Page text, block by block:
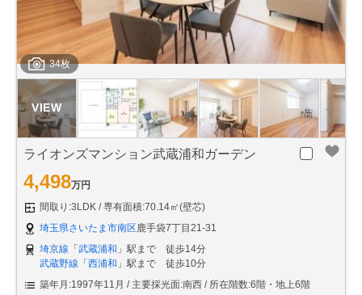
34枚
ライオンズマンション武蔵浦和ガーデン
4,498万円
間取り:3LDK
専有面積:70.14㎡(壁芯)
埼玉県さいたま市南区鹿手袋7丁目21-31
埼京線 「武蔵浦和 」駅まで 徒歩14分
武蔵野線 「西浦和 」駅まで 徒歩10分
築年月:1997年11月
主要採光面:南西 所在階数:6階・地上6階